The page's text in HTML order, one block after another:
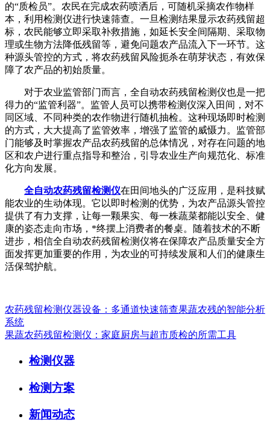
的“质检员”。农民在完成农药喷洒后，可随机采摘农作物样
本，利用检测仪进行快速筛查。一旦检测结果显示农药残留超
标，农民能够立即采取补救措施，如延长安全间隔期、采取物
理或生物方法降低残留等，避免问题农产品流入下一环节。这
种源头管控的方式，将农药残留风险扼杀在萌芽状态，有效保
障了农产品的初始质量。
对于农业监管部门而言，全自动农药残留检测仪也是一把
得力的“监管利器”。监管人员可以携带检测仪深入田间，对不
同区域、不同种类的农作物进行随机抽检。这种现场即时检测
的方式，大大提高了监管效率，增强了监管的威慑力。监管部
门能够及时掌握农产品农药残留的总体情况，对存在问题的地
区和农户进行重点指导和整治，引导农业生产向规范化、标准
化方向发展。
全自动农药残留检测仪在田间地头的广泛应用，是科技赋
能农业的生动体现。它以即时检测的优势，为农产品源头管控
提供了有力支撑，让每一颗果实、每一株蔬菜都能以安全、健
康的姿态走向市场，*终摆上消费者的餐桌。随着技术的不断
进步，相信全自动农药残留检测仪将在保障农产品质量安全方
面发挥更加重要的作用，为农业的可持续发展和人们的健康生
活保驾护航。
农药残留检测仪器设备：多通道快速筛查果蔬农残的智能分析
系统
果蔬农药残留检测仪：家庭厨房与超市质检的所需工具
检测仪器
检测方案
新闻动态